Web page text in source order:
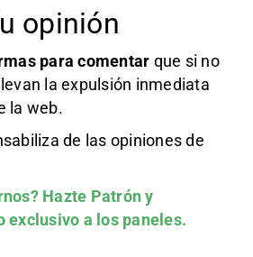
opinión
para comentar que si no
la expulsión inmediata
la web.
de las opiniones de
Hazte Patróny
exclusivo a los paneles.